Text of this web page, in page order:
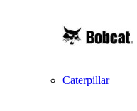
Caterpillar